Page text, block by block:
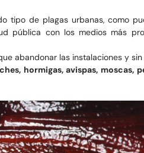
tipo de plagas urbanas, como
pública con los medios más
abandonar las instalaciones y
hormigas, avispas, moscas,